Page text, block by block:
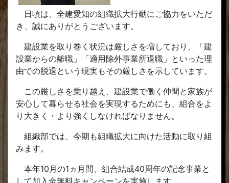
日頃は、全建愛知の組織拡大行動にご協力をいただ
き、誠にありがとうございます。
建設業を取り巻く状況は厳しさを増しており、「建
設業からの離職」「適用除外事業所退職」といった理
由での脱退という現実もその厳しさを示しています。
この厳しさを乗り越え、建設業で働く仲間と家族が
安心して暮らせる社会を実現するためにも、組合をよ
り大きく・より強くしなければなりません。
組織部では、今期も組織拡大に向けた活動に取り組
みます。
本年10月の1ヵ月間、組合結成40周年の記念事業と
して加入金無料キャンペーンを実施します。